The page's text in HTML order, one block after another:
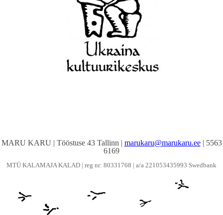
MARU KARU | Tööstuse 43 Tallinn | marukaru@marukaru.ee| 5563
6169
MTÜ KALAMAJA KALAD | reg nr: 80331768 | a/a 221053435993 Swedbank